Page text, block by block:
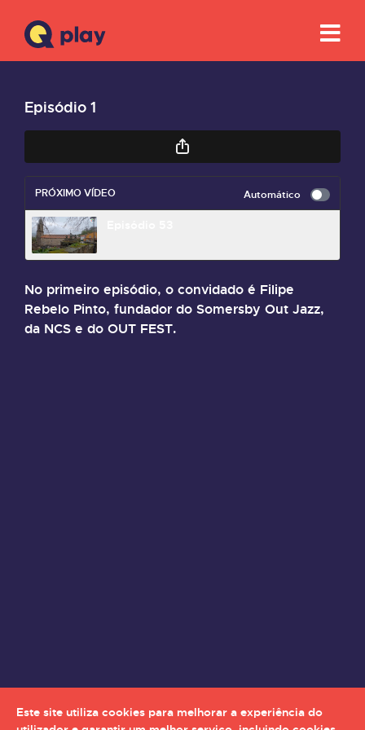
Episódio 1
PRÓXIMO VÍDEO Automático
No primeiro episódio, o convidado é Filipe
Rebelo Pinto, fundador do Somersby Out Jazz,
da NCS e do OUT FEST.
Este site utiliza cookies para melhorar a experiência do